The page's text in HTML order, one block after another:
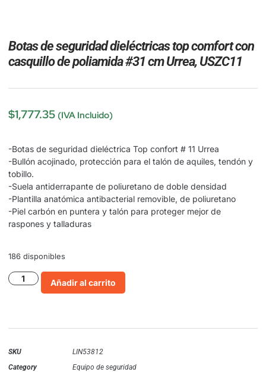
Botas de seguridad dieléctricas top comfort con
casquillo de poliamida #31 cm Urrea, USZC11
$1,777.35 (IVA Incluido)
-Botas de seguridad dieléctrica Top confort # 11 Urrea
-Bullón acojinado, protección para el talón de aquiles, tendón y
tobillo.
-Suela antiderrapante de poliuretano de doble densidad
-Plantilla anatómica antibacterial removible, de poliuretano
-Piel carbón en puntera y talón para proteger mejor de
raspones y talladuras
186 disponibles
Añadir al carrito
SKU
LIN53812
Category
Equipo de seguridad